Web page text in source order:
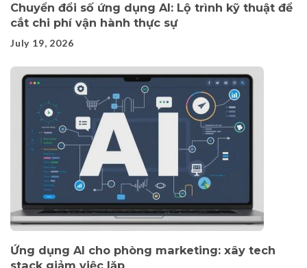
Chuyển đổi số ứng dụng AI: Lộ trình kỹ thuật để
cắt chi phí vận hành thực sự
July 19, 2026
Ứng dụng AI cho phòng marketing: xây tech